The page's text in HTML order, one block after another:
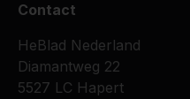
Contact
HeBlad Nederland
Diamantweg 22
5527 LC Hapert